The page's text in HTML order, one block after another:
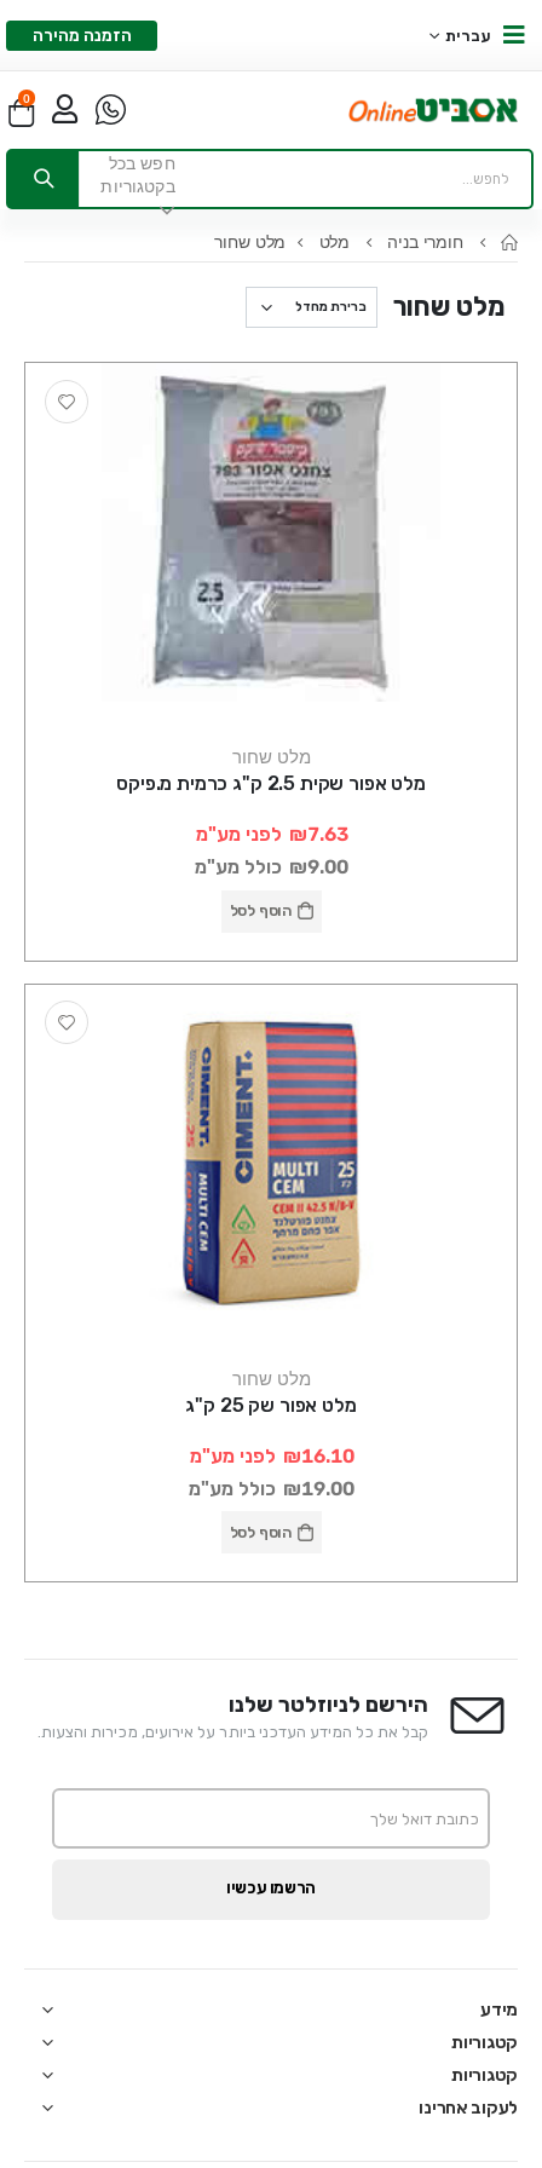
עברית הזמנה מהירה
0
חפש בכל
בקטגוריות
חומרי בניה מלט מלט שחור
מלט שחור
מלט שחור
מלט אפור שקית 2.5 ק"ג כרמית מ.פיקס
₪7.63 לפני מע"מ
₪9.00 כולל מע"מ
הוסף לסל
מלט שחור
מלט אפור שק 25 ק"ג
₪16.10 לפני מע"מ
₪19.00 כולל מע"מ
הוסף לסל
הירשם לניוזלטר שלנו
קבל את כל המידע העדכני ביותר על אירועים, מכירות והצעות.
הרשמו עכשיו
מידע
קטגוריות
קטגוריות
לעקוב אחרינו